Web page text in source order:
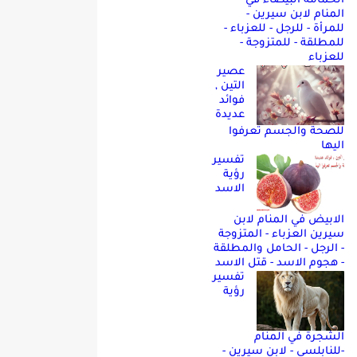
المنام لابن سيرين -
للمرأة - للرجل - للعزباء -
للمطلقة - للمتزوجة -
للعزباء
عصير
التين ,
فوائد
عديدة
للصحة والجسم تعرفوا
اليها
تفسير
رؤية
الاسد
الابيض في المنام لابن
سيرين العزباء - المتزوجة
- الرجل - الحامل والمطلقة
- هجوم الاسد - قتل الاسد
تفسير
رؤية
الشجرة في المنام
-للنابلسي - لابن سيرين -